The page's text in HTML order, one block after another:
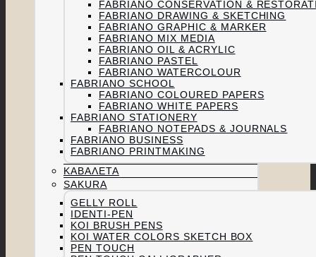
FABRIANO CONSERVATION &
FABRIANO DRAWING & SKETCHING
FABRIANO GRAPHIC & MARKER
FABRIANO MIX MEDIA
FABRIANO OIL & ACRYLIC
FABRIANO PASTEL
FABRIANO WATERCOLOUR
FABRIANO SCHOOL
FABRIANO COLOURED PAPERS
FABRIANO WHITE PAPERS
FABRIANO STATIONERY
FABRIANO NOTEPADS & JOURNALS
FABRIANO BUSINESS
FABRIANO PRINTMAKING
ΚΑΒΑΛΈΤΑ
SAKURA
GELLY ROLL
IDENTI-PEN
KOI BRUSH PENS
KOI WATER COLORS SKETCH BOX
PEN TOUCH